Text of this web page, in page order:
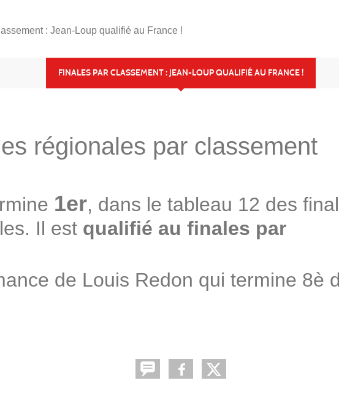
: Jean-Loup qualifié au France !
FINALES PAR CLASSEMENT : JEAN-LOUP QUALIFIÉ AU FRANCE !
régionales par classement
1er, dans le tableau 12 des
Il est qualifié au finales par
de Louis Redon qui termine 8è